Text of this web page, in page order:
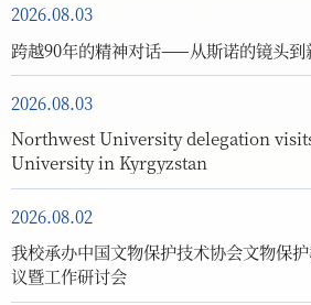
2026.08.03
跨越90年的精神对话——从斯诺的镜头到
2026.08.03
Northwest University delegation
University in Kyrgyzstan
2026.08.02
我校承办中国文物保护技术协会文物保
议暨工作研讨会